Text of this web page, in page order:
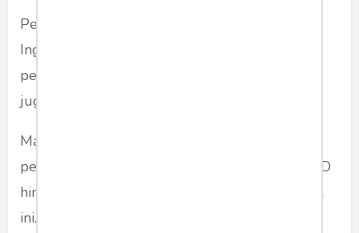
Permasalahan pada pembelajaran bahasa
Inggris tidak hanya ditemukan di tingkat
pendidikan dasar, menengah, dan atas, tetapi
juga hingga di perguruan tinggi.
Mahasiswa yang tidak berlatar belakang
pengetahuan bahasa Inggris mumpuni sejak SD
hingga SMA akan sangat terbebani dengan hal
ini. Tidak heran, sebagai pembelajar bahasa